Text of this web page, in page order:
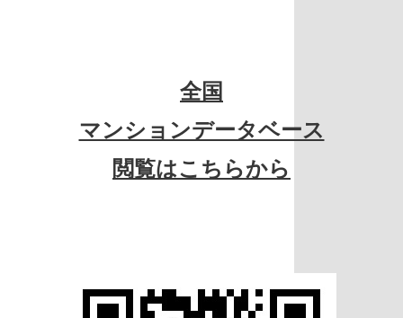
全国
マンションデータベース
閲覧はこちらから